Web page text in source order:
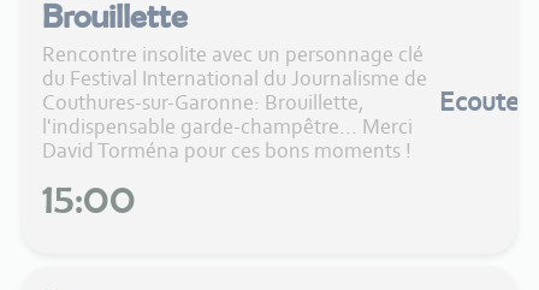
Brouillette
Rencontre insolite avec un personnage clé
du Festival International du Journalisme de
Couthures-sur-Garonne: Brouillette,
l'indispensable garde-champêtre... Merci
David Torména pour ces bons moments !
15:00
Ecouter